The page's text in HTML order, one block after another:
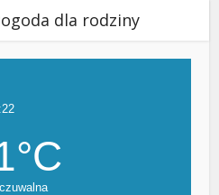
dla rodziny